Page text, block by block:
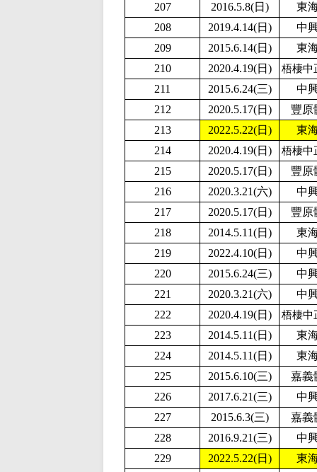
207
2016.5.8(日)
東
208
2019.4.14(日)
中
209
2015.6.14(日)
東
210
2020.4.19(日) 梧棲中
211 2015.6.24(三)
中
212
2020.5.17(日)
豐原
213
2022.5.22(日)
東
214
2020.4.19(日) 梧棲中
215 2020.5.17(日)
豐原
216
2020.3.21(六)
中
217
2020.5.17(日)
豐原
218
2014.5.11(日)
東
219
2022.4.10(日)
中
220
2015.6.24(三)
中
221
2020.3.21(六)
中
222
2020.4.19(日) 梧棲中
223 2014.5.11(日)
東
224
2014.5.11(日)
東
225
2015.6.10(三)
嘉義
226
2017.6.21(三)
中
227
2015.6.3(三)
嘉義
228
2016.9.21(三)
中
229
2022.5.22(日)
東